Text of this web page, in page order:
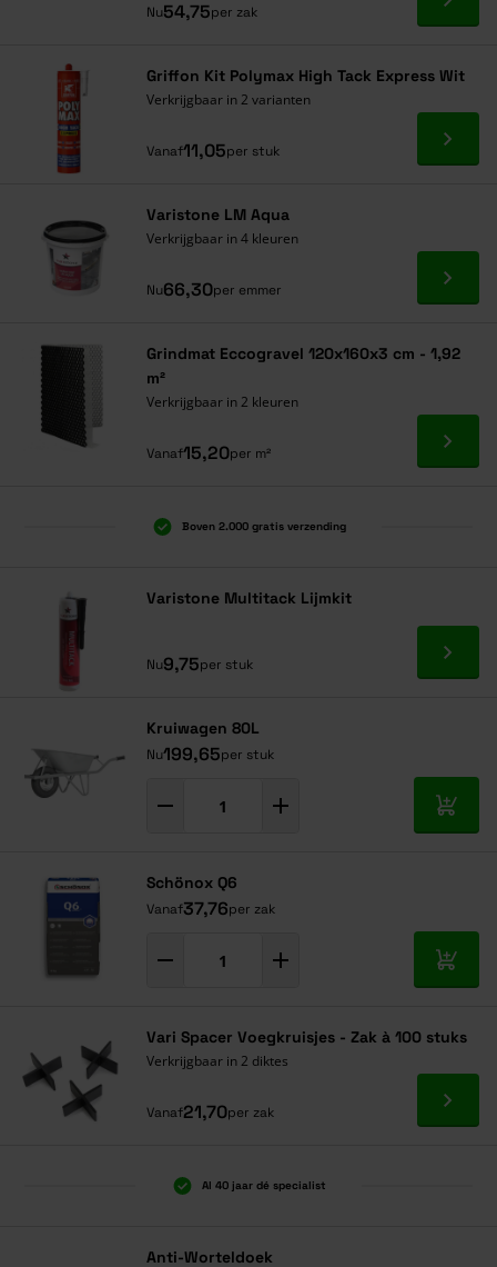
Nu54,75per zak Ga
Griffon Kit Polymax High Tack Express Wit
Verkrijgbaar in 2 varianten
Vanaf11,05per stuk Ga
Varistone LM Aqua
Verkrijgbaar in 4 kleuren
Nu66,30per emmer Ga
Grindmat Eccogravel 120x160x3 cm - 1,92
m²
Verkrijgbaar in 2 kleuren
Vanaf15,20per m² Ga
Boven 2.000 gratis verzending
Varistone Multitack Lijmkit
Nu9,75per stuk Ga
Kruiwagen 80L
Nu199,65per stuk
In
Schönox Q6
Vanaf37,76per zak
In
Vari Spacer Voegkruisjes - Zak à 100 stuks
Verkrijgbaar in 2 diktes
Vanaf21,70per zak Ga
Al 40 jaar dé specialist
Anti-Worteldoek